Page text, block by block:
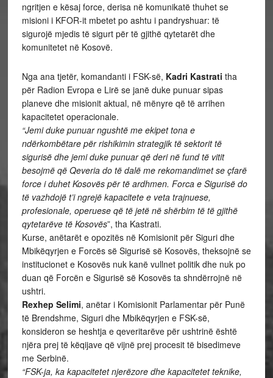
ngritjen e kësaj force, derisa në komunikatë thuhet se
misioni i KFOR-it mbetet po ashtu i pandryshuar: të
sigurojë mjedis të sigurt për të gjithë qytetarët dhe
komunitetet në Kosovë.
Nga ana tjetër, komandanti i FSK-së, Kadri Kastrati tha
për Radion Evropa e Lirë se janë duke punuar sipas
planeve dhe misionit aktual, në mënyre që të arrihen
kapacitetet operacionale.
“Jemi duke punuar ngushtë me ekipet tona e
ndërkombëtare për rishikimin strategjik të sektorit të
sigurisë dhe jemi duke punuar që deri në fund të vitit
besojmë që Qeveria do të dalë me rekomandimet se çfarë
force i duhet Kosovës për të ardhmen. Forca e Sigurisë do
të vazhdojë t’i ngrejë kapacitete e veta trajnuese,
profesionale, operuese që të jetë në shërbim të të gjithë
qytetarëve të Kosovës”, tha Kastrati.
Kurse, anëtarët e opozitës në Komisionit për Siguri dhe
Mbikëqyrjen e Forcës së Sigurisë së Kosovës, theksojnë se
institucionet e Kosovës nuk kanë vullnet politik dhe nuk po
duan që Forcën e Sigurisë së Kosovës ta shndërrojnë në
ushtri.
Rexhep Selimi, anëtar i Komisionit Parlamentar për Punë
të Brendshme, Siguri dhe Mbikëqyrjen e FSK-së,
konsideron se heshtja e qeveritarëve për ushtrinë është
njëra prej të këqijave që vijnë prej procesit të bisedimeve
me Serbinë.
“FSK-ja, ka kapacitetet njerëzore dhe kapacitetet teknike,